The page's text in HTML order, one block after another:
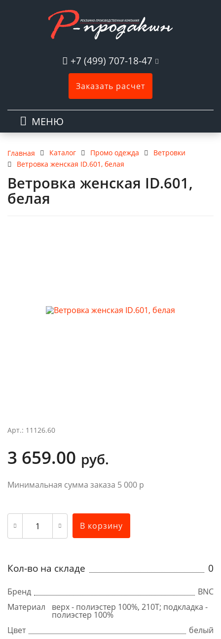
+7 (499) 707-18-47
Заказать расчет
МЕНЮ
Главная Каталог Промо одежда
Ветровки
Ветровка женская ID.601, белая
Ветровка женская ID.601,
белая
Арт.: 11126.60
3 659.00 руб.
Минимальная сумма заказа 5 000 р
В корзину
Кол-во на складе 0
Бренд
BNC
Материал
верх - полиэстер 100%, 210T; подкладка -
полиэстер 100%
Цвет
белый